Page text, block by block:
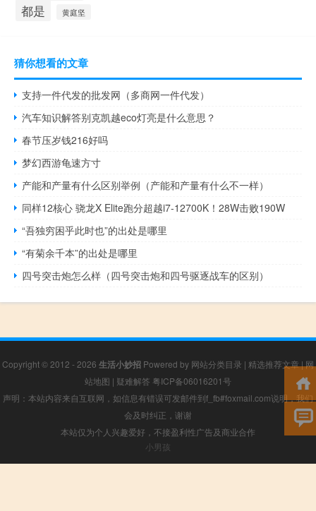
都是 黄庭坚
猜你想看的文章
支持一件代发的批发网（多商网一件代发）
汽车知识解答别克凯越eco灯亮是什么意思？
春节压岁钱216好吗
梦幻西游龟速方寸
产能和产量有什么区别举例（产能和产量有什么不一样）
同样12核心 骁龙X Elite跑分超越i7-12700K！28W击败190W
“吾独穷困乎此时也”的出处是哪里
“有菊余千本”的出处是哪里
四号突击炮怎么样（四号突击炮和四号驱逐战车的区别）
Copyright © 2012 - 2026 生活小妙招 Powered by 网站分类目录 | 精选推荐文章|网
站地图 | 疑难解答 粤ICP备06016201号
声明：本站内容来自互联网，如信息有错误可发邮件到f_fb#foxmail.com说明，我们
会及时纠正，谢谢
本站仅为个人兴趣爱好，不接盈利性广告及商业合作
小男孩